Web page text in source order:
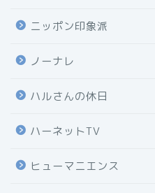
ニッポン印象派
ノーナレ
ハルさんの休日
ハーネットTV
ヒューマニエンス